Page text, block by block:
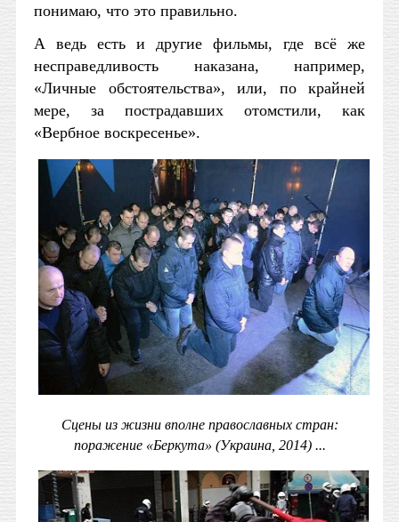
понимаю, что это правильно.
А ведь есть и другие фильмы, где всё же
несправедливость наказана, например,
«Личные обстоятельства», или, по крайней
мере, за пострадавших отомстили, как
«Вербное воскресенье».
Сцены из жизни вполне православных стран:
поражение «Беркута» (Украина, 2014) ...